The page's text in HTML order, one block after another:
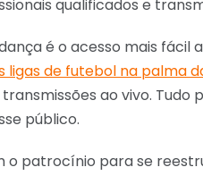
qualificados e
é o acesso mais fácil
ligas de futebol na palma
ao vivo.
público.
o patrocínio para se